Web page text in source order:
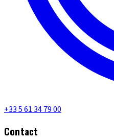
+33 5 61 34 79 00
Contact